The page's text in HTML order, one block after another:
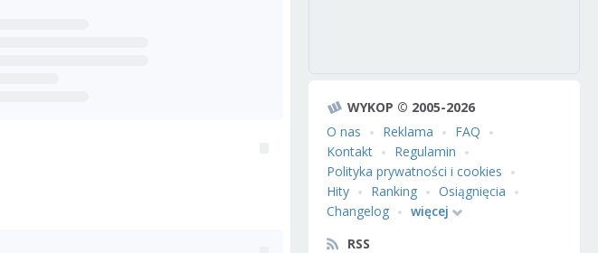
WYKOP © 2005-2026
O nas
Reklama
FAQ
Kontakt
Regulamin
Polityka prywatności i cookies
Hity
Ranking
Osiągnięcia
Changelog
więcej
RSS